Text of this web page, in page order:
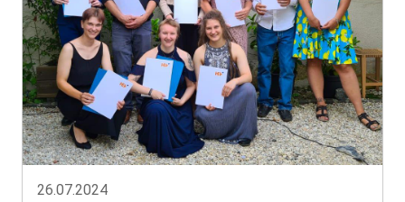
26.07.2024